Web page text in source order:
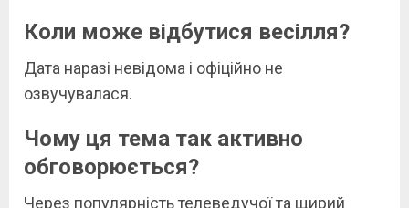
Коли може відбутися весілля?
Дата наразі невідома і офіційно не
озвучувалася.
Чому ця тема так активно
обговорюється?
Через популярність телеведучої та щирий